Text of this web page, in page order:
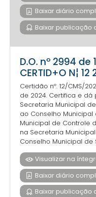
Baixar diário
Baixar publicação
D.O. nº 2994
CERTID+O N¦ 12
Certidão nº. 12/CMS/
de 2024. Certifica e
Secretaria Municipal de
ao Conselho Municipal
Municipal de Controle
na Secretaria
Conselho Municipal de
Visualizar na
Baixar diário
Baixar publicação